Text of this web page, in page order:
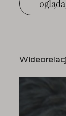
oglądaj